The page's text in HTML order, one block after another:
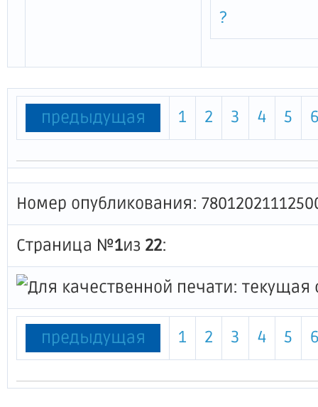
?
предыдущая 1 2 3 4 5
Номер опубликования:
Страница №1из 22:
предыдущая 1 2 3 4 5